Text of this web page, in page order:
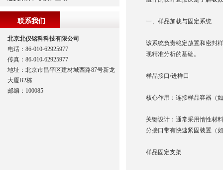
一、样品加载与固定系统
该系统负责稳定放置和密封
现精准分析的基础。
样品接口/进样口
核心作用：连接样品容器（
关键设计：通常采用惰性材
分接口带有快速紧固装置（
样品固定支架
联系我们
北京北仪铭科科技有限公司
电话：86-010-62925977
传真：86-010-62925977
地址：北京市昌平区建材城西路87号新龙
大厦B2栋
邮编：100085